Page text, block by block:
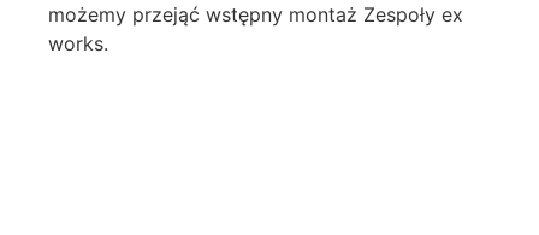
możemy przejąć wstępny montaż Zespoły ex
works.